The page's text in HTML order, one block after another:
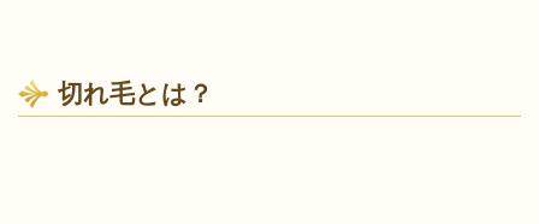
切れ毛とは？